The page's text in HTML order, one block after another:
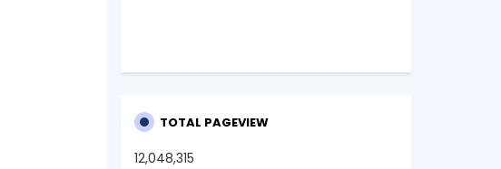
TOTAL PAGEVIEW
12,048,315